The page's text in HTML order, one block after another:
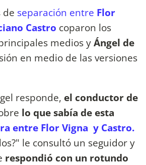
de separación entre Flor
Castro coparon los
medios yÁngel de
en medio de las versiones
responde, el conductor de
lo que sabía de esta
entre Flor Vigna y Castro.
le consultó un seguidor y
respondió con un rotundo